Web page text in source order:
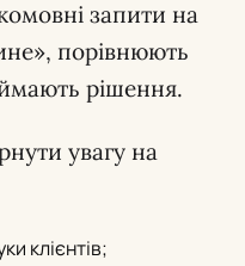
запити на
порівнюють
рішення.
увагу на
клієнтів;